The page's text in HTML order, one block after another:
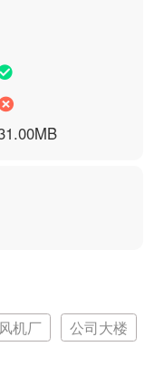
风机厂
公司大楼